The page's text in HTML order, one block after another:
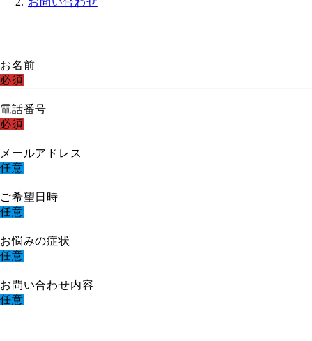
お名前
必須
電話番号
必須
メールアドレス
任意
ご希望日時
任意
お悩みの症状
任意
お問い合わせ内容
任意